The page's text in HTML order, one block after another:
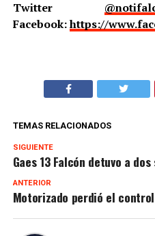
Twitter
Facebook:https://
TEMAS RELACIONADOS
SIGUIENTE
Gaes 13 Falcón detuvo a
ANTERIOR
Motorizado perdió el